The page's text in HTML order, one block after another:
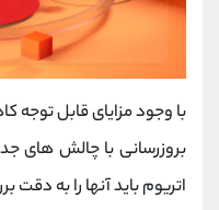
بروزرسانی با چالش‌ های
اتریوم باید آنها را به دقت